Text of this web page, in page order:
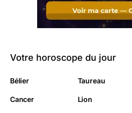
Votre horoscope du jour
Bélier Taureau
Cancer Lion